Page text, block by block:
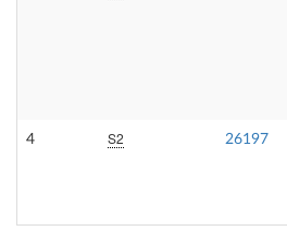
4 S2 26197